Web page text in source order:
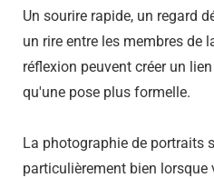
Un sourire rapide, un regard
un rire entre les membres de
réflexion peuvent créer un
qu'une pose plus formelle.
La photographie de portraits
particulièrement bien lorsque